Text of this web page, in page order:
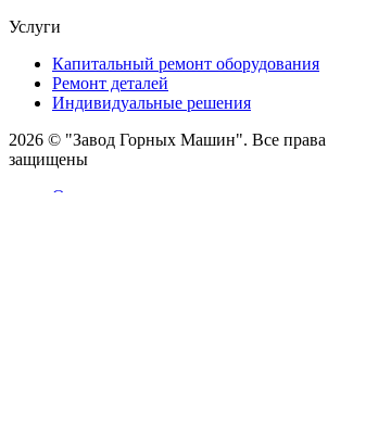
Услуги
Капитальный ремонт оборудования
Ремонт деталей
Индивидуальные решения
2026 © "Завод Горных Машин". Все права
защищены
О компании